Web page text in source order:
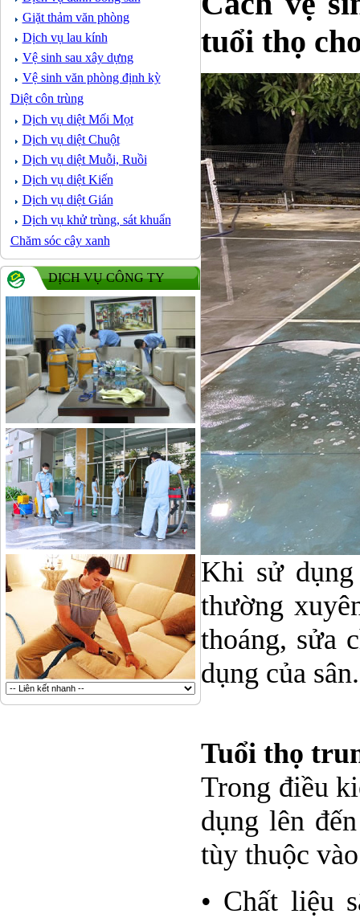
Giặt thảm văn phòng
Dịch vụ lau kính
Vệ sinh sau xây dựng
Vệ sinh văn phòng định kỳ
Diệt côn trùng
Dịch vụ diệt Mối Mọt
Dịch vụ diệt Chuột
Dịch vụ diệt Muỗi, Ruồi
Dịch vụ diệt Kiến
Dịch vụ diệt Gián
Dịch vụ khử trùng, sát khuẩn
Chăm sóc cây xanh
DỊCH VỤ CÔNG TY
tuổi thọ
Khi sử
thường
thoáng, sửa
dụng của sân.
Tuổi thọ
Trong điều
dụng lên
tùy thuộc
• Chất liệu